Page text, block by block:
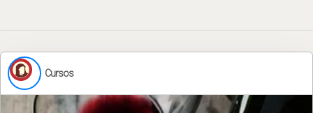
Cursos